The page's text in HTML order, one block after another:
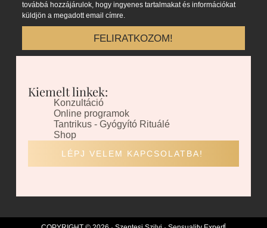
továbbá hozzájárulok, hogy ingyenes tartalmakat és információkat
küldjön a megadott email címre.
FELIRATKOZOM!
Kiemelt linkek:
Konzultáció
Online programok
Tantrikus - Gyógyító Rituálé
Shop
LÉPJ VELEM KAPCSOLATBA!